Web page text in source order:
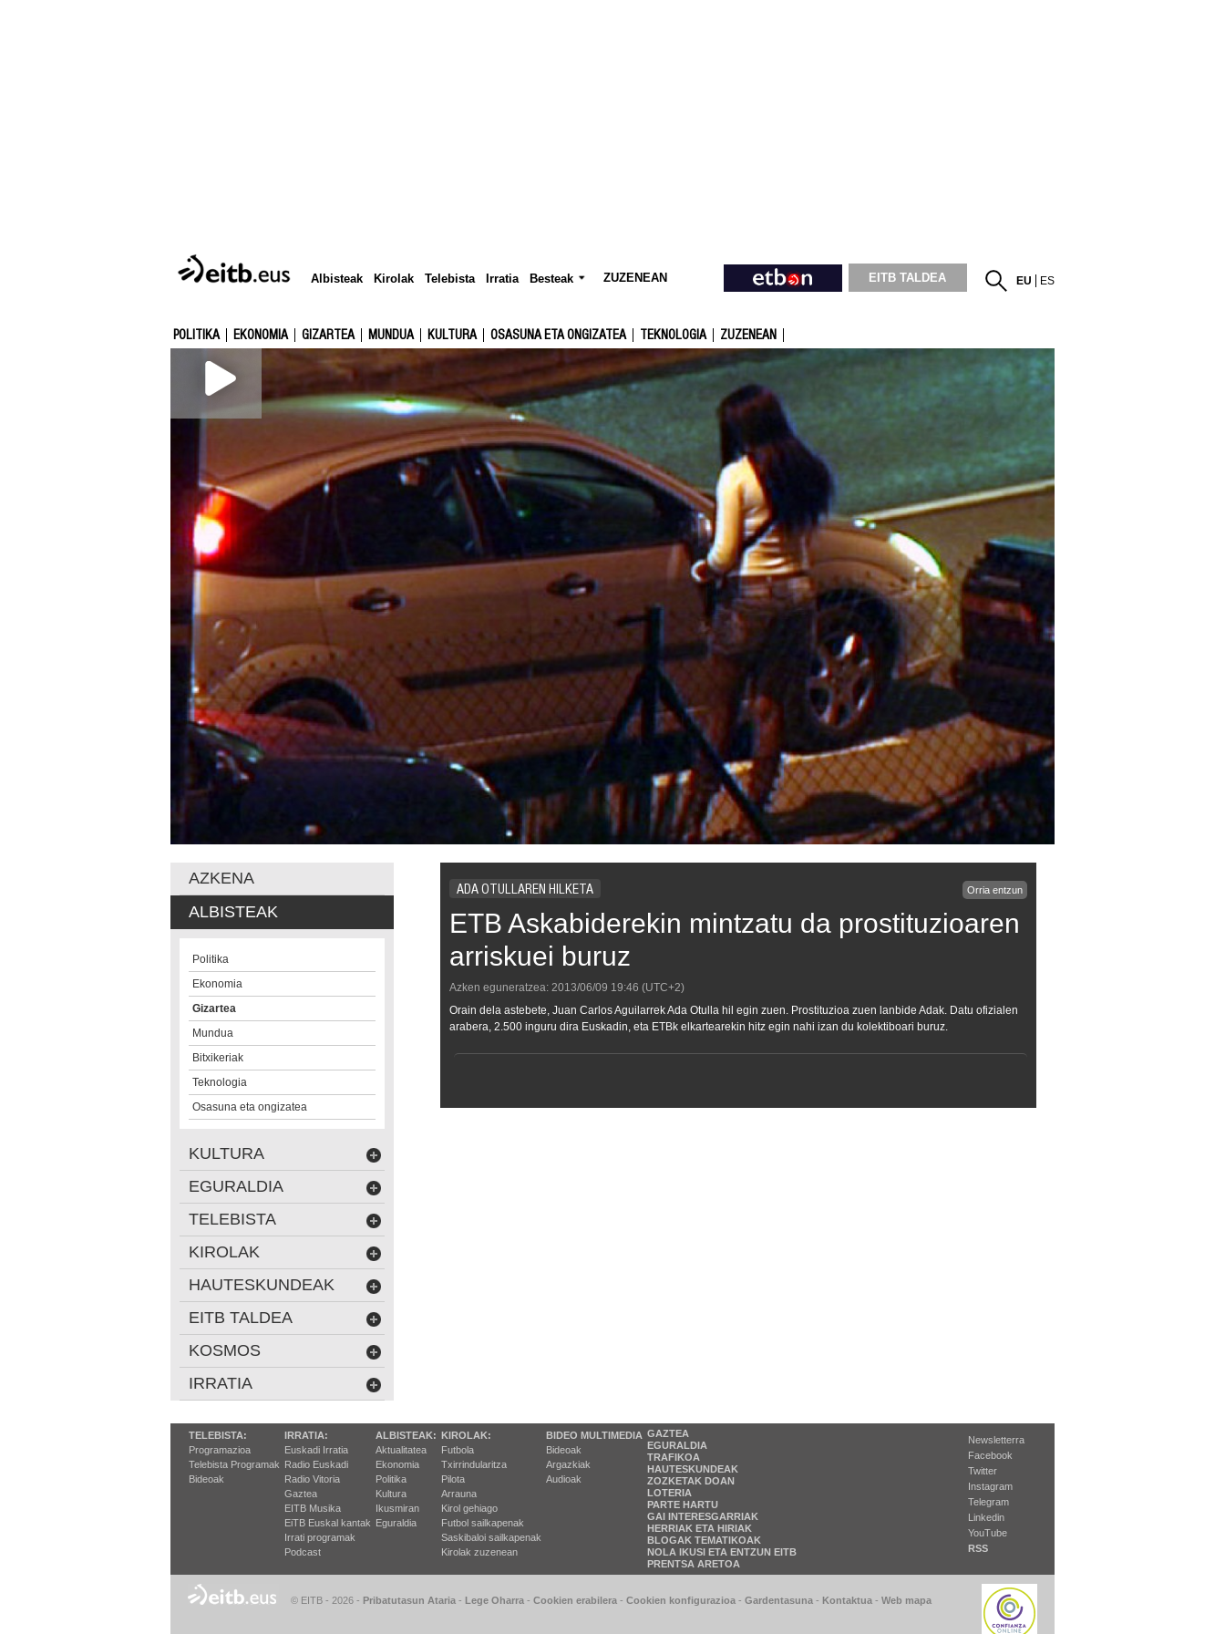
Albisteak Kirolak Telebista Irratia Besteak ZUZENEAN EITB TALDEA EU ES
POLITIKA EKONOMIA GIZARTEA MUNDUA KULTURA OSASUNA ETA ONGIZATEA TEKNOLOGIA ZUZENEAN
ADA OTULLAREN HILKETA Orria entzun
ETB Askabiderekin mintzatu da prostituzioaren
arriskuei buruz
Azken eguneratzea: 2013/06/09 19:46 (UTC+2)
Orain dela astebete, Juan Carlos Aguilarrek Ada Otulla hil egin zuen. Prostituzioa zuen lanbide Adak. Datu ofizialen
arabera, 2.500 inguru dira Euskadin, eta ETBk elkartearekin hitz egin nahi izan du kolektiboari buruz.
AZKENA
ALBISTEAK
Politika
Ekonomia
Gizartea
Mundua
Bitxikeriak
Teknologia
Osasuna eta ongizatea
KULTURA
EGURALDIA
TELEBISTA
KIROLAK
HAUTESKUNDEAK
EITB TALDEA
KOSMOS
IRRATIA
TELEBISTA:
Programazioa
Telebista Programak
Bideoak
IRRATIA:
Euskadi Irratia
Radio Euskadi
Radio Vitoria
Gaztea
EITB Musika
EiTB Euskal kantak
Irrati programak
Podcast
ALBISTEAK:
Aktualitatea
Ekonomia
Politika
Kultura
Ikusmiran
Eguraldia
KIROLAK:
Futbola
Txirrindularitza
Pilota
Arrauna
Kirol gehiago
Futbol sailkapenak
Saskibaloi sailkapenak
Kirolak zuzenean
BIDEO MULTIMEDIA
Bideoak
Argazkiak
Audioak
GAZTEA
EGURALDIA
TRAFIKOA
HAUTESKUNDEAK
ZOZKETAK DOAN
LOTERIA
PARTE HARTU
GAI INTERESGARRIAK
HERRIAK ETA HIRIAK
BLOGAK TEMATIKOAK
NOLA IKUSI ETA ENTZUN EITB
PRENTSA ARETOA
Newsletterra
Facebook
Twitter
Instagram
Telegram
Linkedin
YouTube
RSS
© EITB - 2026 - Pribatutasun Ataria - Lege Oharra - Cookien erabilera - Cookien konfigurazioa - Gardentasuna - Kontaktua - Web mapa